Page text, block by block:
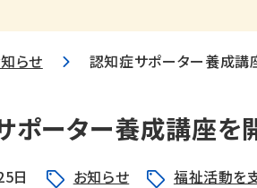
らせ 認知症サポーター養成講
ポーター養成講座を
日 お知らせ 福祉活動を